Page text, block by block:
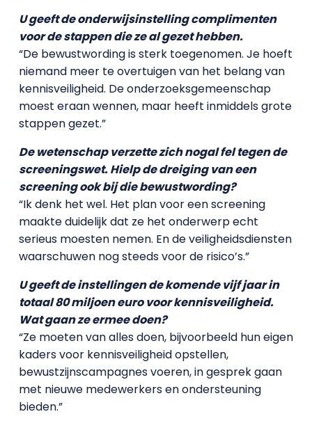
U geeft de onderwijsinstelling complimenten
voor de stappen die ze al gezet hebben.
“De bewustwording is sterk toegenomen. Je hoeft
niemand meer te overtuigen van het belang van
kennisveiligheid. De onderzoeksgemeenschap
moest eraan wennen, maar heeft inmiddels grote
stappen gezet.”
De wetenschap verzette zich nogal fel tegen de
screeningswet. Hielp de dreiging van een
screening ook bij die bewustwording?
“Ik denk het wel. Het plan voor een screening
maakte duidelijk dat ze het onderwerp echt
serieus moesten nemen. En de veiligheidsdiensten
waarschuwen nog steeds voor de risico’s.”
U geeft de instellingen de komende vijf jaar in
totaal 80 miljoen euro voor kennisveiligheid.
Wat gaan ze ermee doen?
“Ze moeten van alles doen, bijvoorbeeld hun eigen
kaders voor kennisveiligheid opstellen,
bewustzijnscampagnes voeren, in gesprek gaan
met nieuwe medewerkers en ondersteuning
bieden.”